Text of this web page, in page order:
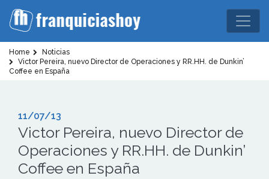
Home
Noticias
Victor Pereira, nuevo Director de Operaciones y RR.HH. de Dunkin’
Coffee en España
11/07/13
Victor Pereira, nuevo Director de
Operaciones y RR.HH. de Dunkin’
Coffee en España